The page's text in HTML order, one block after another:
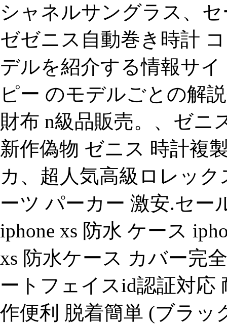
シャネルサングラス、
ゼゼニス自動巻き時計
デルを紹介する情報サ
ピー のモデルごとの解
財布 n級品販売。、ゼニ
新作偽物 ゼニス 時計複
カ、超人気高級ロレッ
ーツ パーカー 激安.セー
iphone xs 防水 ケース
xs 防水ケース カバー完
ートフェイスid認証対応
作便利 脱着簡単 (ブラッ